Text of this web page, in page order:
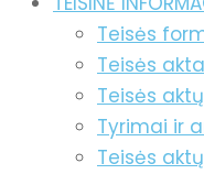
Teisės
Teisės
Teisės
Tyrimai ir
Teisės